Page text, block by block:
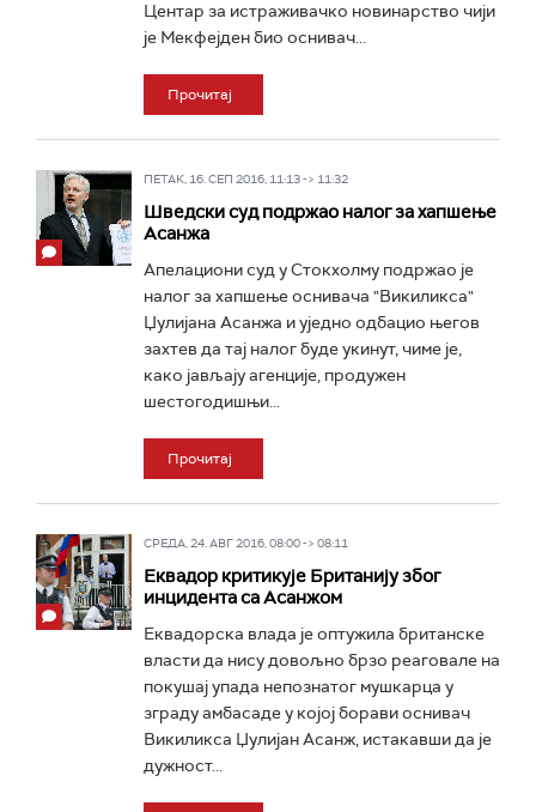
Центар за истраживачко новинарство чији
је Мекфејден био оснивач...
Прочитај
ПЕТАК, 16. СЕП 2016, 11:13 -> 11:32
Шведски суд подржао налог за хапшење
Асанжа
Апелациони суд у Стокхолму подржао је
налог за хапшење оснивача "Викиликса"
Џулијана Асанжа и уједно одбацио његов
захтев да тај налог буде укинут, чиме је,
како јављају агенције, продужен
шестогодишњи...
Прочитај
СРЕДА, 24. АВГ 2016, 08:00 -> 08:11
Еквадор критикује Британију због
инцидента са Асанжом
Еквадорска влада је оптужила британске
власти да нису довољно брзо реаговале на
покушај упада непознатог мушкарца у
зграду амбасаде у којој борави оснивач
Викиликса Џулијан Асанж, истакавши да је
дужност...